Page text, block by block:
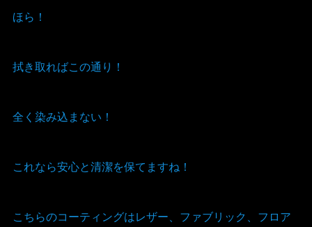
ほら！
拭き取ればこの通り！
全く染み込まない！
これなら安心と清潔を保てますね！
こちらのコーティングはレザー、ファブリック、フロア